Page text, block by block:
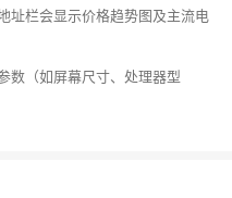
址栏会显示价格趋势图及主流电
数（如屏幕尺寸、处理器型